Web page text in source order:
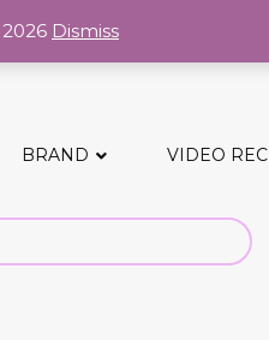
BRAND VIDEO
Dismiss